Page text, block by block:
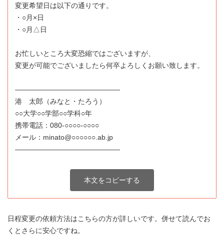
変更希望日は以下の通りです。
・○月×日
・○月△日
お忙しいところ大変恐縮ではございますが、
変更が可能でございましたら何卒よろしくお願い致します。
―――――――――――――――
港 太郎（みなと・たろう）
○○大学○○学部○○学科○年
携帯電話：080-○○○○-○○○○
メール：minato@○○○○○○.ab.jp
―――――――――――――――
本文をコピーする
日程変更の依頼方法はこちらの方が詳しいです。併せて読んでお
くとさらに安心ですね。